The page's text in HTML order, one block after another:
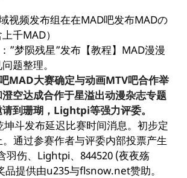
视频发布组在在MAD吧发布MADの
千MAD）
”梦陨残星”发布【教程】MAD漫漫
题整理。
MAD大赛确定与动画MTV吧合作举
空达成合作于星溢出动漫杂志专题
到珊瑚，Lightpi等强力评委。
坤斗发布延迟比赛时间消息。初步定
通过参赛作者与评委内部投票产生
羽伤、Lightpi、844520 (夜夜殇
品提供由u235与flsnow.net赞助。